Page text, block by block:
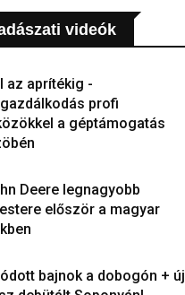
videók
az aprítékig -
profi
a géptámogatás
Deere legnagyobb
először a magyar
bajnok a dobogón + új